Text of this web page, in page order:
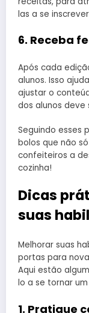
las a se
6. Receba
Após cada
alunos. Isso
ajustar o
dos alunos deve
Seguindo esses
bolos que não
confeiteiros a
cozinha!
Dicas
suas
Melhorar suas
portas para
Aqui estão
lo a se tornar
1. Pratique